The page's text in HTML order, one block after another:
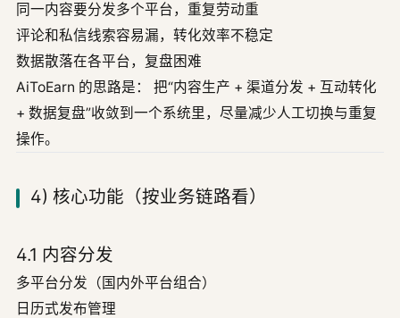
同一内容要分发多个平台，重复劳动重
评论和私信线索容易漏，转化效率不稳定
数据散落在各平台，复盘困难
AiToEarn 的思路是： 把“内容生产 + 渠道分发 + 互动转化
+ 数据复盘”收敛到一个系统里，尽量减少人工切换与重复
操作。
4) 核心功能（按业务链路看）
4.1 内容分发
多平台分发（国内外平台组合）
日历式发布管理